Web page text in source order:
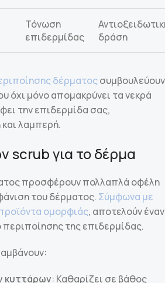
Τόνωση
επιδερμίδας
δράση
δέρματοςσυμβουλεύουν
όχι μόνο απομακρύνει τα νεκρά
την επιδερμίδα σας,
και λαμπερή.
scrub για το δέρμα
προσφέρουν πολλαπλά οφέλη
του δέρματος. Σύμφωνα με
ομορφιάς, αποτελούν έναν
της επιδερμίδας.
κυττάρων: Καθαρίζει σε βάθος